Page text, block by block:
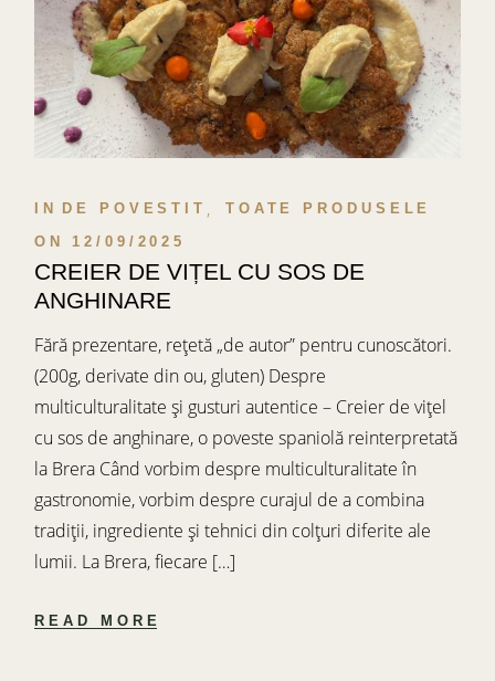
IN DE POVESTIT
TOATE PRODUSELE
ON
12/09/2025
CREIER DE VIȚEL CU SOS DE
ANGHINARE
Fără prezentare, rețetă „de autor” pentru cunoscători.
(200g, derivate din ou, gluten) Despre
multiculturalitate și gusturi autentice – Creier de vițel
cu sos de anghinare, o poveste spaniolă reinterpretată
la Brera Când vorbim despre multiculturalitate în
gastronomie, vorbim despre curajul de a combina
tradiții, ingrediente și tehnici din colțuri diferite ale
lumii. La Brera, fiecare […]
READ MORE